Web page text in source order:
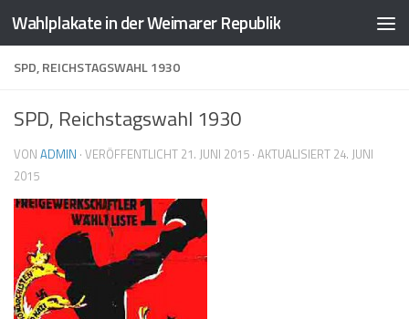
Zum Inhalt springen
Wahlplakate in der Weimarer Republik
SPD, REICHSTAGSWAHL 1930
SPD, Reichstagswahl 1930
VON ADMIN · VERÖFFENTLICHT 21. JUNI 2015 · AKTUALISIERT 24. JUNI
2015